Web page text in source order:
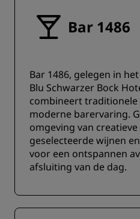
Bar 1486
Bar 1486, gelegen in
Blu Schwarzer Bock
combineert traditionele
moderne barervaring.
omgeving van
geselecteerde wijnen
voor een ontspannen
afsluiting van de dag.